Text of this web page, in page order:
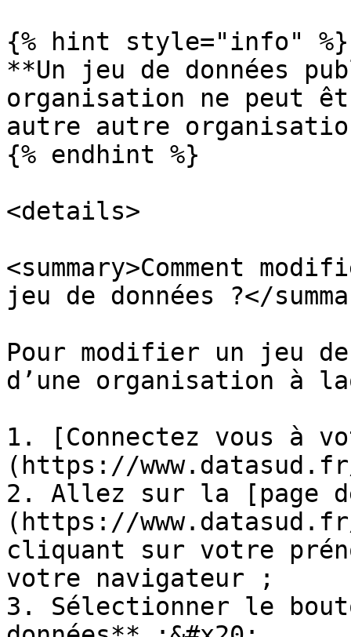
{% hint style="info" %}
**Un jeu de données
organisation ne peut
autre autre
{% endhint %}
<details>
<summary>Comment
jeu de données ?</
Pour modifier un jeu de
d’une organisation à
1. [Connectez vous à
(https://
2. Allez sur la [page
(https://
cliquant sur votre
votre navigateur ;
3. Sélectionner le